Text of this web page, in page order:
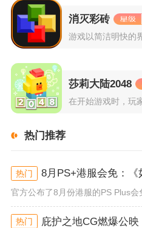
消灭彩砖
莎莉大陆2048
热门推荐
热门
热门